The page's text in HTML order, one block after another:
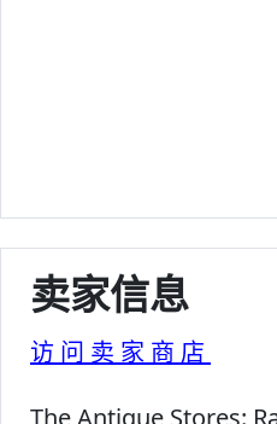
卖家信息
访问卖家商店
The Antique Stores: